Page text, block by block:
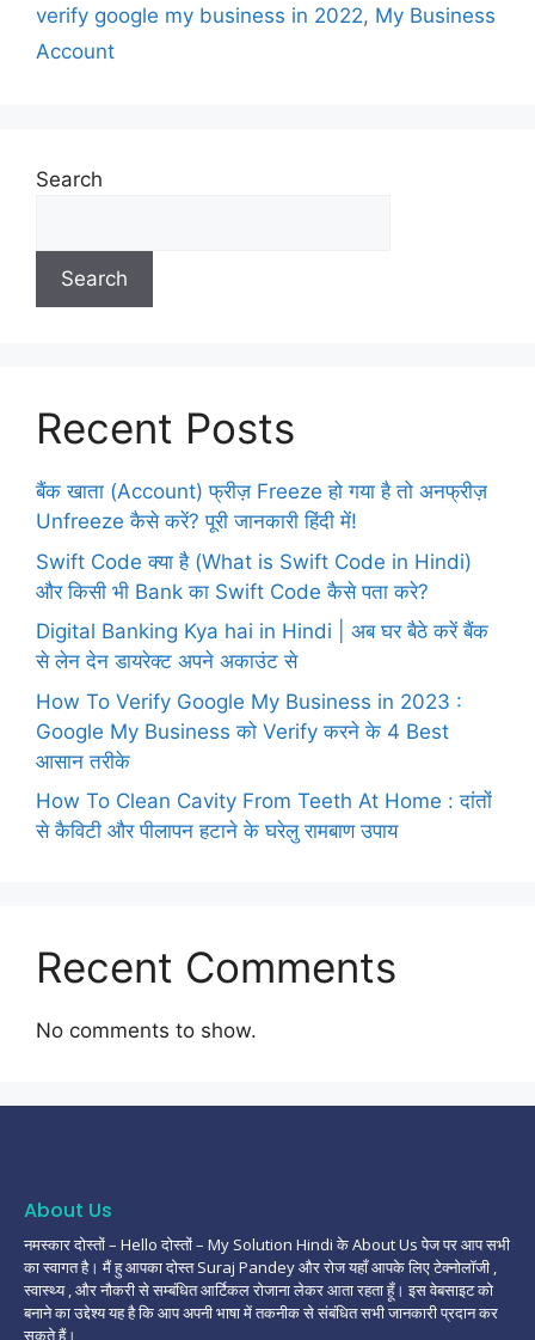
verify google my business in 2022, My Business
Account
Search
Search
Recent Posts
बैंक खाता (Account) फ्रीज़ Freeze हो गया है तो अनफ्रीज़
Unfreeze कैसे करें? पूरी जानकारी हिंदी में!
Swift Code क्या है (What is Swift Code in Hindi)
और किसी भी Bank का Swift Code कैसे पता करे?
Digital Banking Kya hai in Hindi | अब घर बैठे करें बैंक
से लेन देन डायरेक्ट अपने अकाउंट से
How To Verify Google My Business in 2023 :
Google My Business को Verify करने के 4 Best
आसान तरीके
How To Clean Cavity From Teeth At Home : दांतों
से कैविटी और पीलापन हटाने के घरेलु रामबाण उपाय
Recent Comments
No comments to show.
About Us
नमस्कार दोस्तों – Hello दोस्तों – My Solution Hindi के About Us पेज पर आप सभी
का स्वागत है। मैं हु आपका दोस्त Suraj Pandey और रोज यहाँ आपके लिए टेक्नोलॉजी ,
स्वास्थ्य , और नौकरी से सम्बंधित आर्टिकल रोजाना लेकर आता रहता हूँ। इस वेबसाइट को
बनाने का उद्देश्य यह है कि आप अपनी भाषा में तकनीक से संबंधित सभी जानकारी प्रदान कर
सकते हैं।